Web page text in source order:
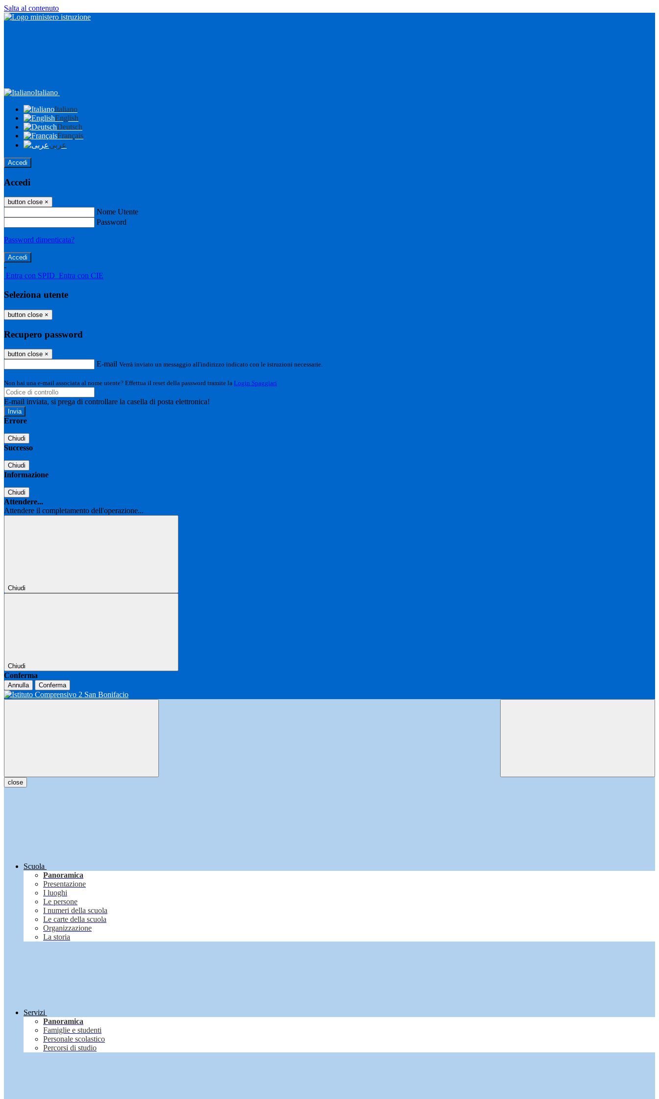
Salta al contenuto
Italiano
Italiano
English
Deutsch
Français
عربى
Accedi
Accedi
button close ×
Nome Utente
Password
Password dimenticata?
-
Entra con SPID Entra con CIE
Seleziona utente
button close ×
Recupero password
button close ×
E-mail Verrà inviato un messaggio all'indirizzo indicato con le istruzioni necessarie.
Non hai una e-mail associata al nome utente? Effettua il reset della password tramite la Login Spaggiari
E-mail inviata, si prega di controllare la casella di posta elettronica!
Errore
Chiudi
Successo
Chiudi
Informazione
Chiudi
Attendere...
Attendere il completamento dell'operazione...
Chiudi
Chiudi
Conferma
Annulla Conferma
close
Scuola
Panoramica
Presentazione
I luoghi
Le persone
I numeri della scuola
Le carte della scuola
Organizzazione
La storia
Servizi
Panoramica
Famiglie e studenti
Personale scolastico
Percorsi di studio